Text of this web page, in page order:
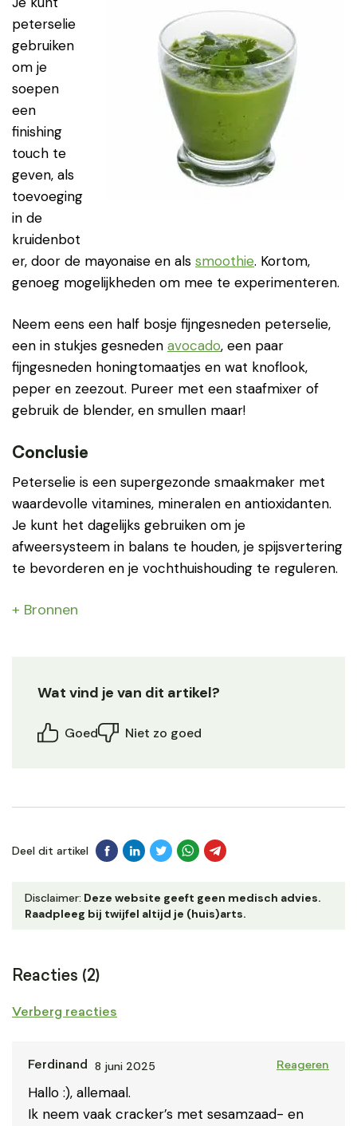
peterselie
gebruiken
om je
soepen
een
finishing
touch te
geven, als
toevoeging
in de
kruidenbot
er, door de mayonaise en als smoothie. Kortom,
genoeg mogelijkheden om mee te experimenteren.
Neem eens een half bosje fijngesneden peterselie,
een in stukjes gesneden avocado, een paar
fijngesneden honingtomaatjes en wat knoflook,
peper en zeezout. Pureer met een staafmixer of
gebruik de blender, en smullen maar!
Conclusie
Peterselie is een supergezonde smaakmaker met
waardevolle vitamines, mineralen en antioxidanten.
Je kunt het dagelijks gebruiken om je
afweersysteem in balans te houden, je spijsvertering
te bevorderen en je vochthuishouding te reguleren.
+ Bronnen
Wat vind je van dit artikel?
Goed Niet zo goed
Deel dit artikel
Disclaimer: Deze website geeft geen medisch advies.
Raadpleeg bij twijfel altijd je (huis)arts.
Reacties (2)
Verberg reacties
Ferdinand 8 juni 2025 Reageren
Hallo :), allemaal.
Ik neem vaak cracker’s met sesamzaad- en